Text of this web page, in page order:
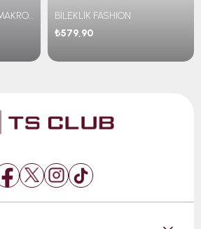
BİLEKLİK B12 ÇİFT TOP MAKROME
BİLEKLİK FASHION
₺579,90